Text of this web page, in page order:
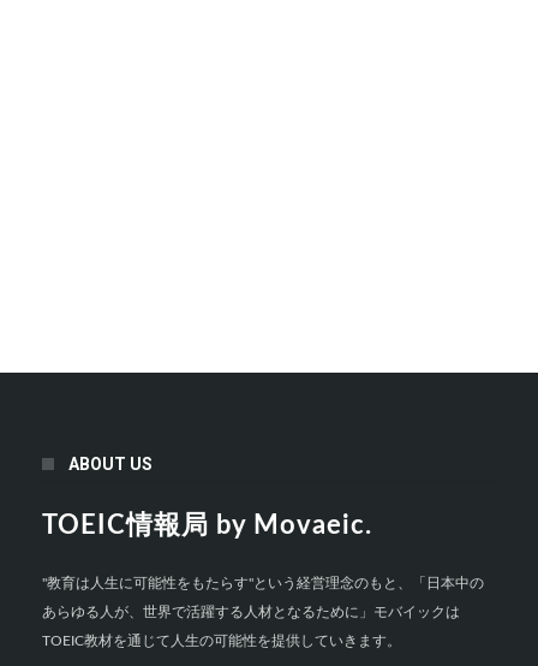
ABOUT US
TOEIC情報局 by Movaeic.
"教育は人生に可能性をもたらす"という経営理念のもと、「日本中の
あらゆる人が、世界で活躍する人材となるために」モバイックは
TOEIC教材を通じて人生の可能性を提供していきます。